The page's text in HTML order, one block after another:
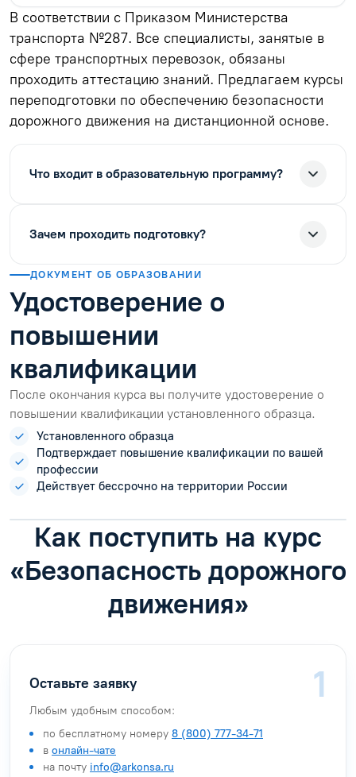
В соответствии с Приказом Министерства
транспорта №287. Все специалисты, занятые в
сфере транспортных перевозок, обязаны
проходить аттестацию знаний. Предлагаем курсы
переподготовки по обеспечению безопасности
дорожного движения на дистанционной основе.
Что входит в образовательную программу?
Зачем проходить подготовку?
ДОКУМЕНТ ОБ ОБРАЗОВАНИИ
Удостоверение о
повышении
квалификации
После окончания курса вы получите удостоверение о
повышении квалификации установленного образца.
Установленного образца
Подтверждает повышение квалификации по вашей
профессии
Действует бессрочно на территории России
Как поступить на курс
«Безопасность дорожного
движения»
Оставьте заявку
Любым удобным способом:
по бесплатному номеру 8 (800) 777-34-71
в онлайн-чате
на почту info@arkonsa.ru